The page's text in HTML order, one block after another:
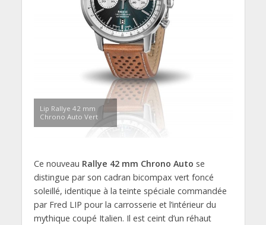
Lip Rallye 42 mm
Chrono Auto Vert
Ce nouveau Rallye 42 mm Chrono Auto se
distingue par son cadran bicompax vert foncé
soleillé, identique à la teinte spéciale commandée
par Fred LIP pour la carrosserie et l’intérieur du
mythique coupé Italien. Il est ceint d’un réhaut